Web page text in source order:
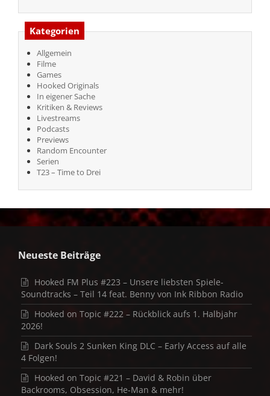
Kategorien
Allgemein
Filme
Games
Hooked Originals
In eigener Sache
Kritiken & Reviews
Livestreams
Podcasts
Previews
Random Encounter
Serien
T23 – Time to Drei
Neueste Beiträge
Hooked FM Plus #223 – Unsere liebsten Spiele-
Soundtracks – Teil 14 feat. Benny von Ink Ribbon Radio
Hooked on Topic #222 – Rückblick aufs 1. Halbjahr
2026!
Dark Souls 2 Sunken King DLC – Early Access auf alle
4 Folgen!
Hooked on Topic #221 – David & Robin über
Backrooms, Obsession, He-Man & mehr!